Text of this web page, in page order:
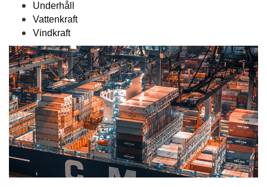
Underhåll
Vattenkraft
Vindkraft